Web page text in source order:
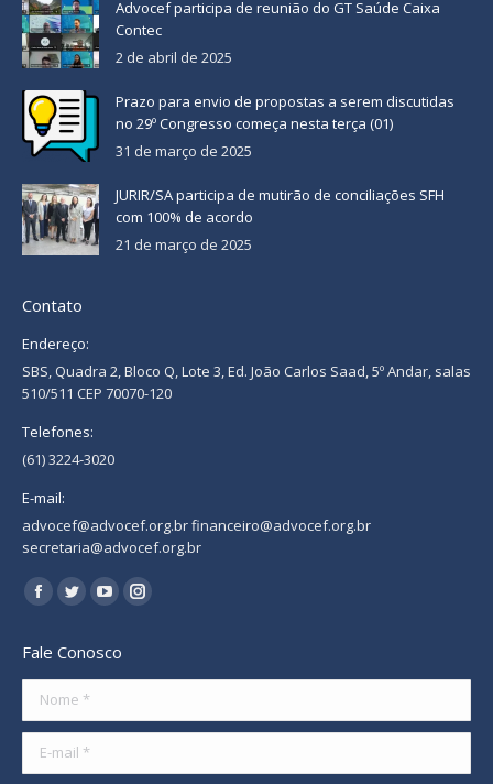
Advocef participa de reunião do GT Saúde Caixa
Contec
2 de abril de 2025
Prazo para envio de propostas a serem discutidas
no 29º Congresso começa nesta terça (01)
31 de março de 2025
JURIR/SA participa de mutirão de conciliações SFH
com 100% de acordo
21 de março de 2025
Contato
Endereço:
SBS, Quadra 2, Bloco Q, Lote 3, Ed. João Carlos Saad, 5º Andar, salas
510/511 CEP 70070-120
Telefones:
(61) 3224-3020
E-mail:
advocef@advocef.org.br financeiro@advocef.org.br
secretaria@advocef.org.br
Encontre-nos em:
Facebook
opens
new
window
Twitter
opens
new
window
YouTube
opens
new
Instagram
new
Fale Conosco
Nome *
E-mail *